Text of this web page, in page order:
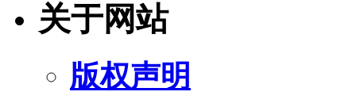
关于网站
版权声明